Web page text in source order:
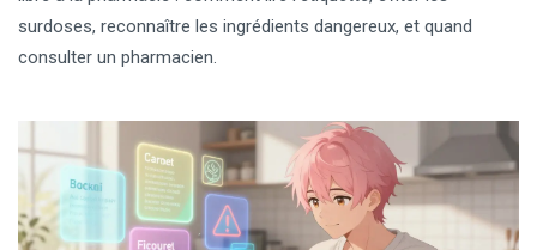
surdoses, reconnaître les ingrédients dangereux, et quand
consulter un pharmacien.